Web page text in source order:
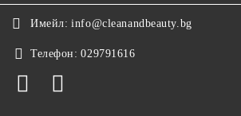
Имейл: info@cleanandbeauty.bg
Телефон: 029791616